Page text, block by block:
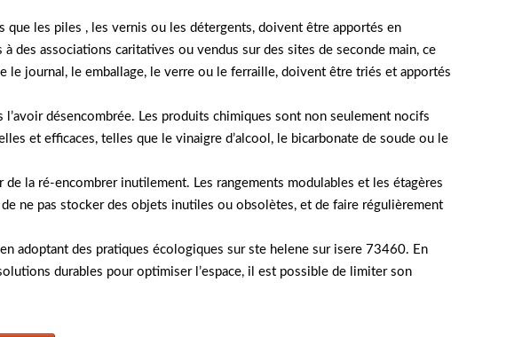
que les piles , les vernis ou les détergents, doivent être apportés en
des associations caritatives ou vendus sur des sites de seconde main, ce
le journal, le emballage, le verre ou le ferraille, doivent être triés et apportés
désencombrée. Les produits chimiques sont non seulement nocifs
et efficaces, telles que le vinaigre d’alcool, le bicarbonate de soude ou le
la ré-encombrer inutilement. Les rangements modulables et les étagères
ne pas stocker des objets inutiles ou obsolètes, et de faire régulièrement
adoptant des pratiques écologiques sur ste helene sur isere 73460. En
durables pour optimiser l’espace, il est possible de limiter son